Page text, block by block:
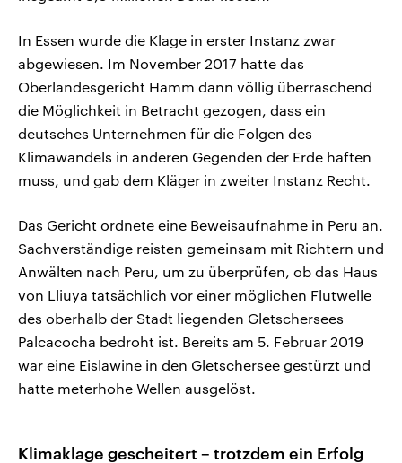
In Essen wurde die Klage in erster Instanz zwar
abgewiesen. Im November 2017 hatte das
Oberlandesgericht Hamm dann völlig überraschend
die Möglichkeit in Betracht gezogen, dass ein
deutsches Unternehmen für die Folgen des
Klimawandels in anderen Gegenden der Erde haften
muss, und gab dem Kläger in zweiter Instanz Recht.
Das Gericht ordnete eine Beweisaufnahme in Peru an.
Sachverständige reisten gemeinsam mit Richtern und
Anwälten nach Peru, um zu überprüfen, ob das Haus
von Lliuya tatsächlich vor einer möglichen Flutwelle
des oberhalb der Stadt liegenden Gletschersees
Palcacocha bedroht ist. Bereits am 5. Februar 2019
war eine Eislawine in den Gletschersee gestürzt und
hatte meterhohe Wellen ausgelöst.
Klimaklage gescheitert – trotzdem ein Erfolg